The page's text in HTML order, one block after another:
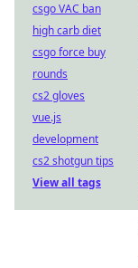
csgo VAC ban
high carb diet
csgo force buy
rounds
cs2 gloves
vue.js
development
cs2 shotgun tips
View all tags